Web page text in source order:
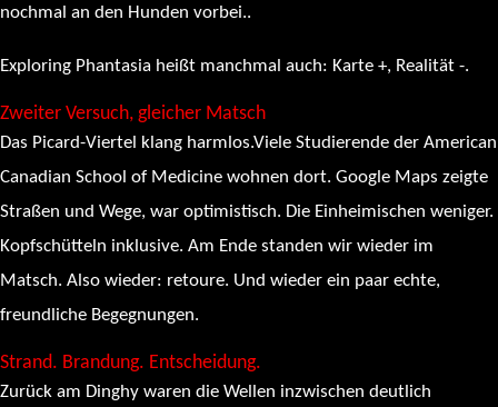
nochmal an den Hunden vorbei..
Exploring Phantasia heißt manchmal auch: Karte +, Realität -.
Zweiter Versuch, gleicher Matsch
Das Picard-Viertel klang harmlos.Viele Studierende der American
Canadian School of Medicine wohnen dort. Google Maps zeigte
Straßen und Wege, war optimistisch. Die Einheimischen weniger.
Kopfschütteln inklusive. Am Ende standen wir wieder im
Matsch. Also wieder: retoure. Und wieder ein paar echte,
freundliche Begegnungen.
Strand. Brandung. Entscheidung.
Zurück am Dinghy waren die Wellen inzwischen deutlich